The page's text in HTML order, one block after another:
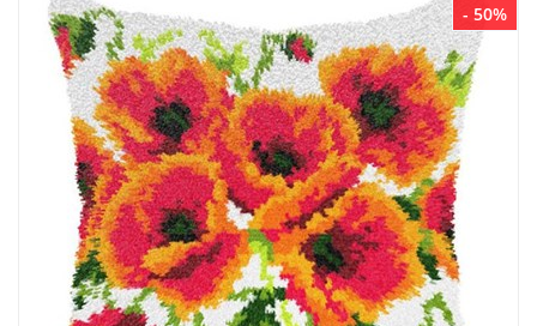
- 50%